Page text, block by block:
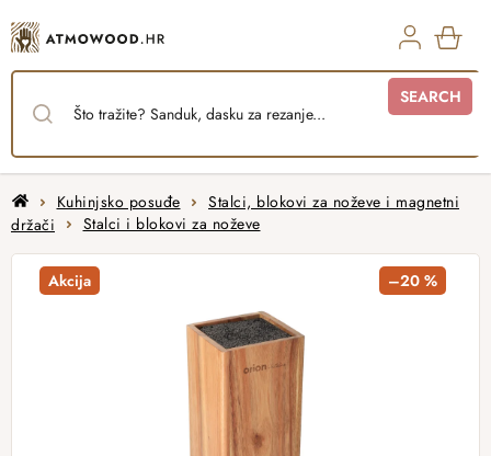
to
content
SEARCH
HomeKuhinjsko posuđe
Stalci, blokovi za noževe i magnetni
držači
Stalci i blokovi za noževe
Akcija –20 %